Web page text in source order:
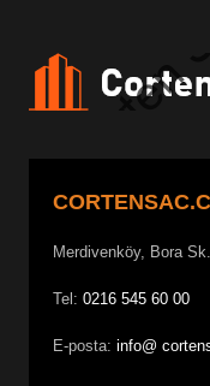
Merdivenköy, Bora
Tel: 0216 545 60 00
E-posta: info@